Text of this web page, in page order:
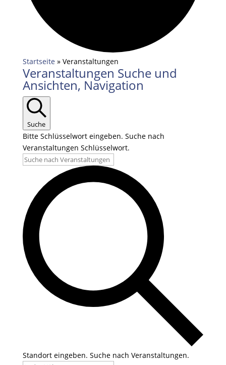
Startseite » Veranstaltungen
Veranstaltungen Suche und
Ansichten, Navigation
Suche
Bitte Schlüsselwort eingeben. Suche nach
Veranstaltungen Schlüsselwort.
Standort eingeben. Suche nach Veranstaltungen.